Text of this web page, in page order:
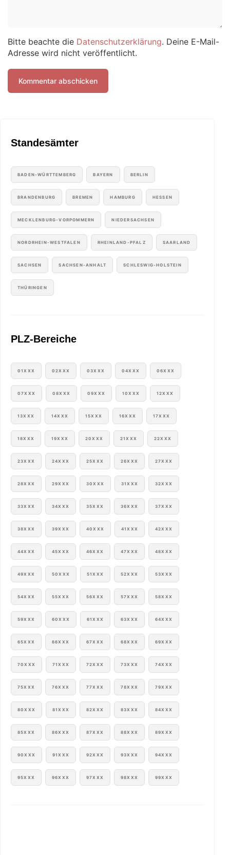
Bitte beachte die Datenschutzerklärung. Deine E-Mail-
Adresse wird nicht veröffentlicht.
Standesämter
BADEN-WÜRTTEMBERG BAYERN BERLIN
BRANDENBURG BREMEN HAMBURG HESSEN
MECKLENBURG-VORPOMMERN NIEDERSACHSEN
NORDRHEIN-WESTFALEN RHEINLAND-PFALZ SAARLAND
SACHSEN SACHSEN-ANHALT SCHLESWIG-HOLSTEIN
THÜRINGEN
PLZ-Bereiche
01XXX 02XXX 03XXX 04XXX 06XXX
07XXX 08XXX 09XXX 10XXX 12XXX
13XXX 14XXX 15XXX 16XXX 17XXX
18XXX 19XXX 20XXX 21XXX 22XXX
23XXX 24XXX 25XXX 26XXX 27XXX
28XXX 29XXX 30XXX 31XXX 32XXX
33XXX 34XXX 35XXX 36XXX 37XXX
38XXX 39XXX 40XXX 41XXX 42XXX
44XXX 45XXX 46XXX 47XXX 48XXX
49XXX 50XXX 51XXX 52XXX 53XXX
54XXX 55XXX 56XXX 57XXX 58XXX
59XXX 60XXX 61XXX 63XXX 64XXX
65XXX 66XXX 67XXX 68XXX 69XXX
70XXX 71XXX 72XXX 73XXX 74XXX
75XXX 76XXX 77XXX 78XXX 79XXX
80XXX 81XXX 82XXX 83XXX 84XXX
85XXX 86XXX 87XXX 88XXX 89XXX
90XXX 91XXX 92XXX 93XXX 94XXX
95XXX 96XXX 97XXX 98XXX 99XXX